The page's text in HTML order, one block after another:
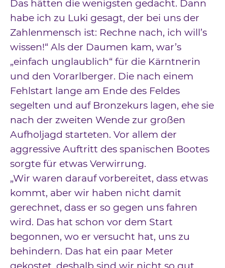
Das hätten die wenigsten gedacht. Dann
habe ich zu Luki gesagt, der bei uns der
Zahlenmensch ist: Rechne nach, ich will’s
wissen!“ Als der Daumen kam, war’s
„einfach unglaublich“ für die Kärntnerin
und den Vorarlberger. Die nach einem
Fehlstart lange am Ende des Feldes
segelten und auf Bronzekurs lagen, ehe sie
nach der zweiten Wende zur großen
Aufholjagd starteten. Vor allem der
aggressive Auftritt des spanischen Bootes
sorgte für etwas Verwirrung.
„Wir waren darauf vorbereitet, dass etwas
kommt, aber wir haben nicht damit
gerechnet, dass er so gegen uns fahren
wird. Das hat schon vor dem Start
begonnen, wo er versucht hat, uns zu
behindern. Das hat ein paar Meter
gekostet, deshalb sind wir nicht so gut